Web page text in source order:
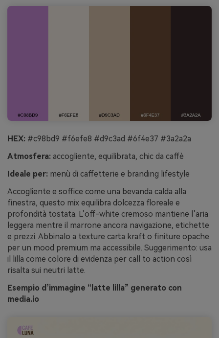
HEX: #c98bd9 #f6efe8 #d9c3ad #6f4e37 #3a2a2a
Atmosfera: accogliente, equilibrata, chic da caffè
Ideale per: menù di caffetterie e branding lifestyle
Accogliente e soffice come una bevanda calda alla
finestra, questo mix equilibra dolcezza floreale e
profondità tostata. L’off-white cremoso mantiene l’aria
leggera mentre il marrone ancora navigazione, etichette
e prezzi. Abbinalo a texture carta kraft o finiture opache
per un mood premium ma accessibile. Suggerimento: usa
il lilla come colore di evidenza per call to action così
risalta sui neutri latte.
Esempio d’immagine “latte lilla” generato con
media.io